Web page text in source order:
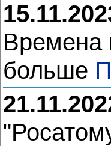
Времена
больше